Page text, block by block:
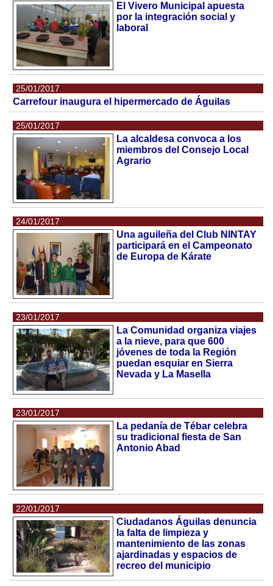
El Vivero Municipal apuesta
por la integración social y
laboral
25/01/2017
Carrefour inaugura el hipermercado de Águilas
25/01/2017
La alcaldesa convoca a los
miembros del Consejo Local
Agrario
24/01/2017
Una aguileña del Club NINTAY
participará en el Campeonato
de Europa de Kárate
23/01/2017
La Comunidad organiza viajes
a la nieve, para que 600
jóvenes de toda la Región
puedan esquiar en Sierra
Nevada y La Masella
23/01/2017
La pedanía de Tébar celebra
su tradicional fiesta de San
Antonio Abad
22/01/2017
Ciudadanos Águilas denuncia
la falta de limpieza y
mantenimiento de las zonas
ajardinadas y espacios de
recreo del municipio